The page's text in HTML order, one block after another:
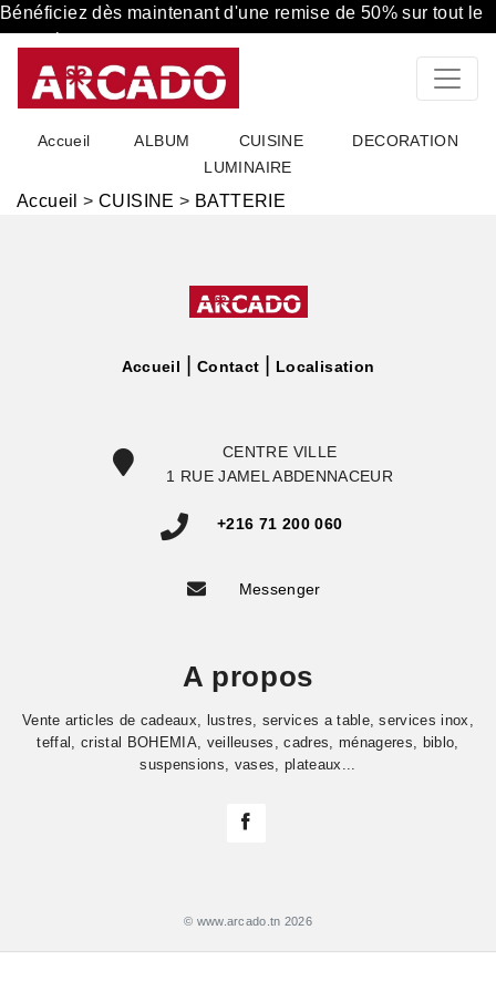
Bénéficiez dès maintenant d'une remise de 50% sur tout le
magasin
Accueil ALBUM CUISINE
DECORATION
LUMINAIRE
Accueil >CUISINE > BATTERIE
Accueil Contact Localisation
CENTRE VILLE
1 RUE JAMEL ABDENNACEUR
+216 71 200 060
Messenger
A propos
Vente articles de cadeaux, lustres, services a table, services inox,
teffal, cristal BOHEMIA, veilleuses, cadres, ménageres, biblo,
suspensions, vases, plateaux...
© www.arcado.tn 2026